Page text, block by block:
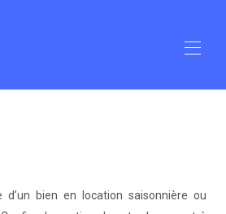
les propriétés ▾
d’un bien en location saisonnière ou